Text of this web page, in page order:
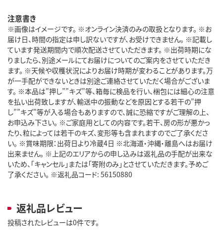
注意書き
※画像はイメージです。 ※オンライン決済のみの取扱となります。 ※お
届け日、時間の指定は申し訳ないですが、お受けできません。 ※記載し
ています発送期間内で順次配送させていただきます。 ※出荷時期にな
りましたら、別途メールにてお届けについてのご案内をさせていただき
ます。 ※天候や収穫状況によりお届け時期が変わることがあります。万
が一手配ができないときは別途ご連絡させていただく場合がございま
す。 ※本品は”押し””キズ”等、箱毎に検品を行い、梱包には細心の注意
を払い出荷致しますが、輸送中の振動などを原因とする若干の”押
し””キズ”等が入る場合もありますので、誠に恐縮ですがご理解の上、
お申込み下さい。 ※ご家庭用としての内容です。若干、房の形が悪かっ
たり、粒によっては若干のキズ、変形等も含まれますのでご了承くださ
い。 ※賞味期限：出荷日より冷蔵4日 ※北海道・沖縄・離島へはお届け
出来ません。 ※上記のエリアからの申し込みは返礼品の手配が出来な
いため、「キャンセル」または「寄附のみ」とさせていただきます。予めご
了承ください。 ※返礼品コード: 56150880
返礼品レビュー
投稿されたレビューは0件です。